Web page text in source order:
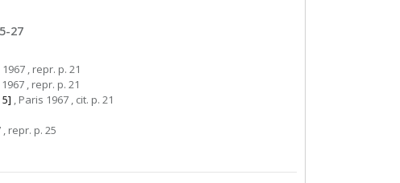
27
, repr. p. 21
, repr. p. 21
, Paris 1967 , cit. p. 21
repr. p. 25